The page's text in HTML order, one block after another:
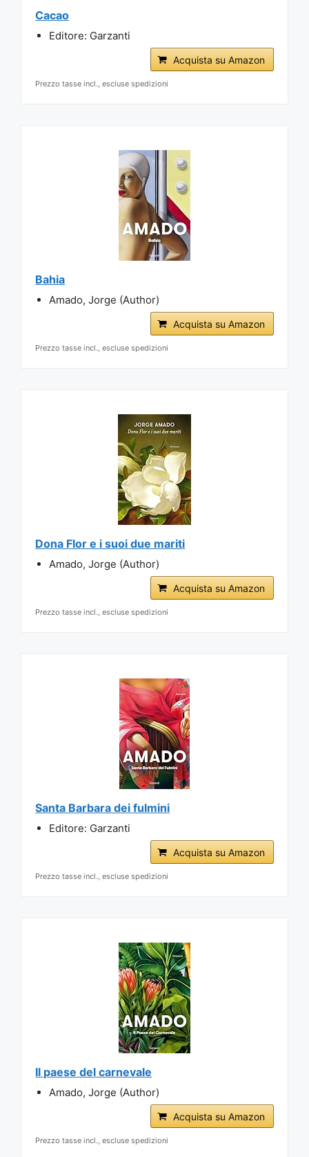
Cacao
Editore: Garzanti
Acquista su Amazon
Prezzo tasse incl., escluse spedizioni
Bahia
Amado, Jorge (Author)
Acquista su Amazon
Prezzo tasse incl., escluse spedizioni
Dona Flor e i suoi due mariti
Amado, Jorge (Author)
Acquista su Amazon
Prezzo tasse incl., escluse spedizioni
Santa Barbara dei fulmini
Editore: Garzanti
Acquista su Amazon
Prezzo tasse incl., escluse spedizioni
Il paese del carnevale
Amado, Jorge (Author)
Acquista su Amazon
Prezzo tasse incl., escluse spedizioni